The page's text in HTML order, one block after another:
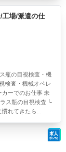
工場/派遣の仕
瓶の目視検査・機
検査・機械オペレ
ーでのお仕事 未
ス瓶の目視検査 └
れてきたら...